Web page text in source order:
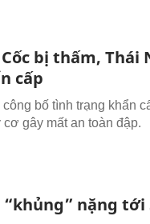
bị thấm, Thái
cấp
bố tình trạng khẩn
gây mất an toàn đập.
nặng tới